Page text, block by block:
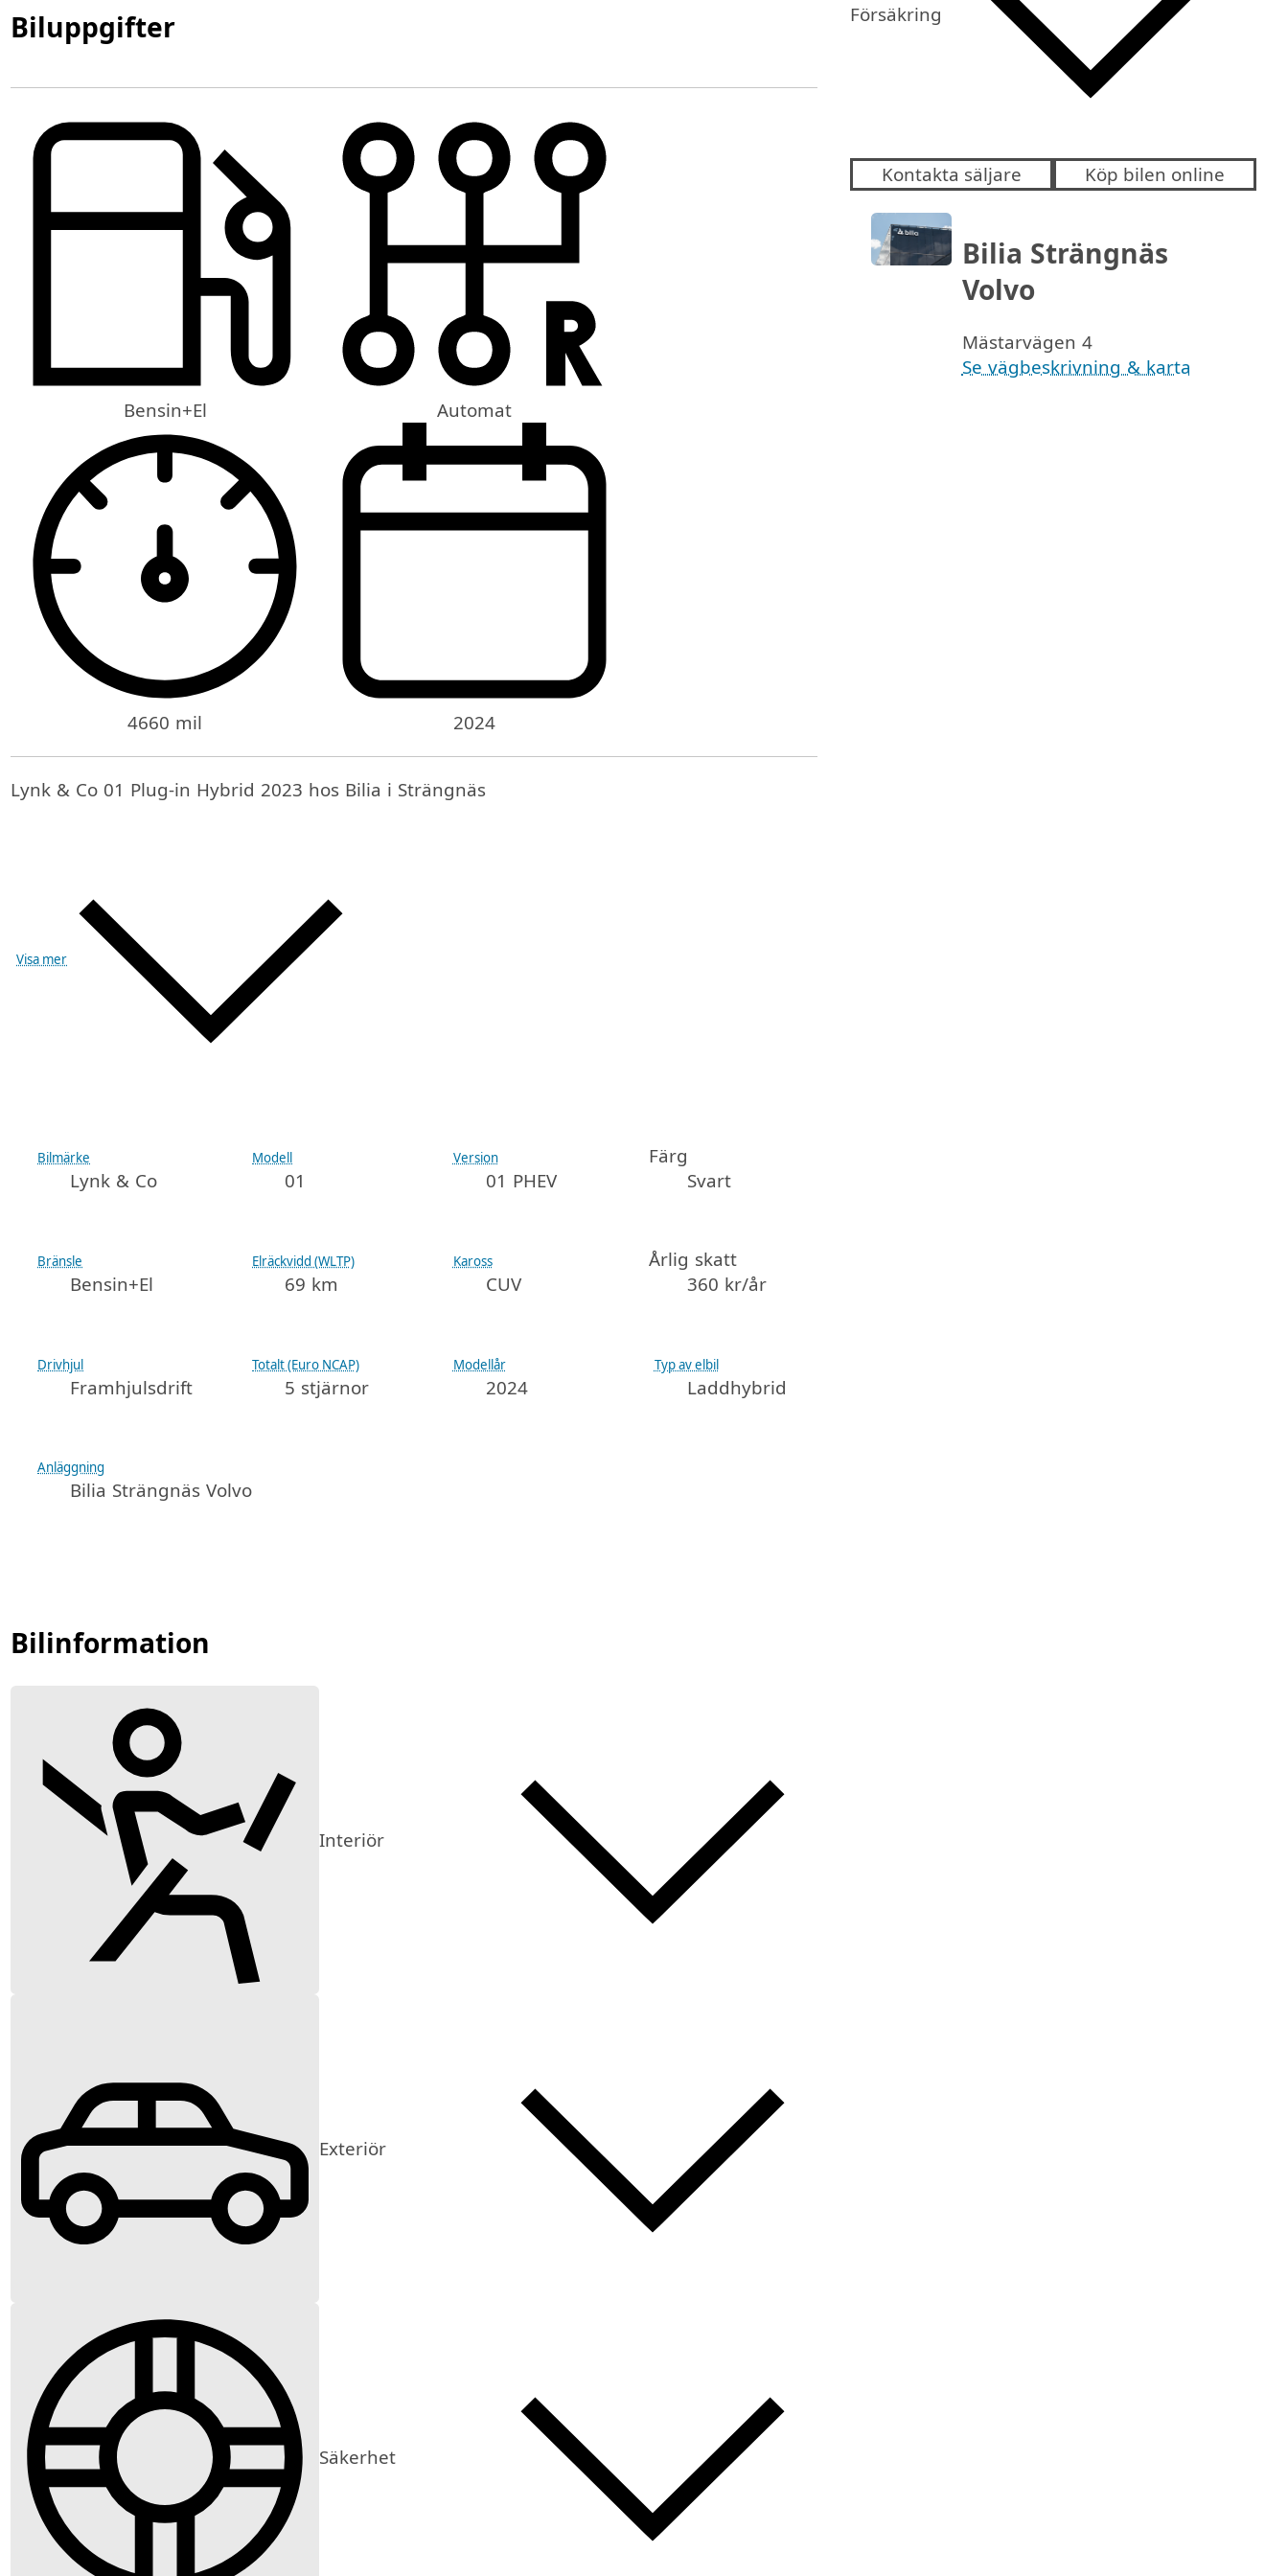
Försäkring
Kontakta säljare Köp bilen online
Bilia Strängnäs
Volvo
Mästarvägen 4
Se vägbeskrivning & karta
Biluppgifter
Bensin+El Automat
4660 mil 2024
Lynk & Co 01 Plug-in Hybrid 2023 hos Bilia i Strängnäs
Visa mer
Bilmärke
Lynk & Co
Modell
01
Version
01 PHEV
Färg
Svart
Bränsle
Bensin+El
Elräckvidd (WLTP)
69 km
Kaross
CUV
Årlig skatt
360 kr/år
Drivhjul
Framhjulsdrift
Totalt (Euro NCAP)
5 stjärnor
Modellår
2024
Typ av elbil
Laddhybrid
Anläggning
Bilia Strängnäs Volvo
Bilinformation
Interiör
Exteriör
Säkerhet